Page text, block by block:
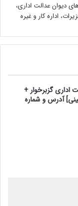
دیوان عدالت اداری،
اداره کار و غیره
اداری گزبرخوار +
آدرس و شماره